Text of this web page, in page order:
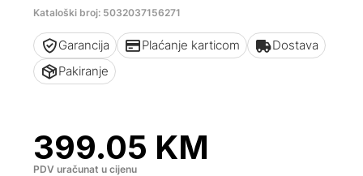
Kataloški broj: 5032037156271
Garancija Plaćanje karticom
Dostava
Pakiranje
399.05 KM
PDV uračunat u cijenu